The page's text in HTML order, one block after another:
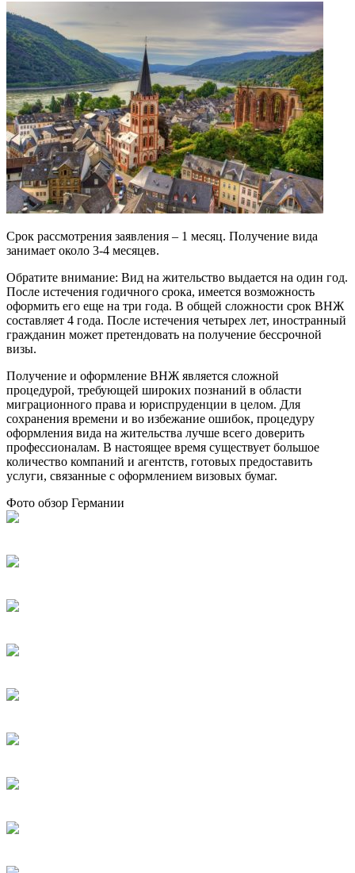
Срок рассмотрения заявления – 1 месяц. Получение вида
занимает около 3-4 месяцев.
Обратите внимание: Вид на жительство выдается на один год.
После истечения годичного срока, имеется возможность
оформить его еще на три года. В общей сложности срок ВНЖ
составляет 4 года. После истечения четырех лет, иностранный
гражданин может претендовать на получение бессрочной
визы.
Получение и оформление ВНЖ является сложной
процедурой, требующей широких познаний в области
миграционного права и юриспруденции в целом. Для
сохранения времени и во избежание ошибок, процедуру
оформления вида на жительства лучше всего доверить
профессионалам. В настоящее время существует большое
количество компаний и агентств, готовых предоставить
услуги, связанные с оформлением визовых бумаг.
Фото обзор Германии